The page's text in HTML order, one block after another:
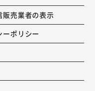
売業者の表示
ポリシー